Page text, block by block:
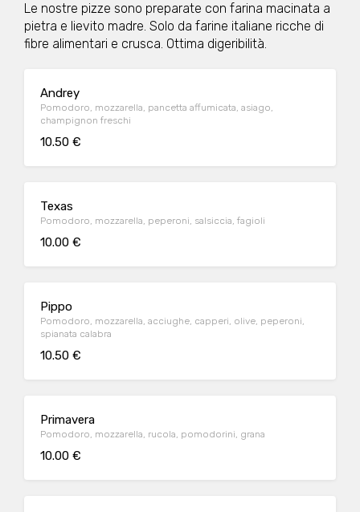
Le nostre pizze sono preparate con farina macinata a
pietra e lievito madre. Solo da farine italiane ricche di
fibre alimentari e crusca. Ottima digeribilità.
Andrey
Pomodoro, mozzarella, pancetta affumicata, asiago,
champignon freschi
10.50 €
Texas
Pomodoro, mozzarella, peperoni, salsiccia, fagioli
10.00 €
Pippo
Pomodoro, mozzarella, acciughe, capperi, olive, peperoni,
spianata calabra
10.50 €
Primavera
Pomodoro, mozzarella, rucola, pomodorini, grana
10.00 €